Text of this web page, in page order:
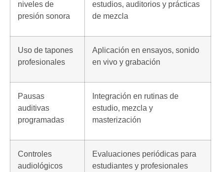
niveles de
presión sonora
estudios, auditorios y prácticas
de mezcla
Uso de tapones
profesionales
Aplicación en ensayos, sonido
en vivo y grabación
Pausas
auditivas
programadas
Integración en rutinas de
estudio, mezcla y
masterización
Controles
audiológicos
Evaluaciones periódicas para
estudiantes y profesionales